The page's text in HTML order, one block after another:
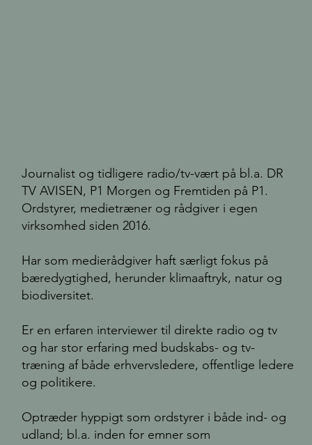
Journalist og tidligere radio/tv-vært på bl.a. DR
TV AVISEN, P1 Morgen og Fremtiden på P1.
Ordstyrer, medietræner og rådgiver i egen
virksomhed siden 2016.
Har som medierådgiver haft særligt fokus på
bæredygtighed, herunder klimaaftryk, natur og
biodiversitet.
Er en erfaren interviewer til direkte radio og tv
og har stor erfaring med budskabs- og tv-
træning af både erhvervsledere, offentlige ledere
og politikere.
Optræder hyppigt som ordstyrer i både ind- og
udland; bl.a. inden for emner som